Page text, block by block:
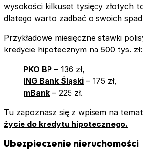
wysokości kilkuset tysięcy złotych
dlatego warto zadbać o swoich
Przykładowe miesięczne stawki
kredycie hipotecznym na 500 tys. zł:
PKO BP – 136 zł,
ING Bank Śląski – 175 zł,
mBank – 225 zł.
Tu zapoznasz się z wpisem na temat
życie do kredytu hipotecznego.
Ubezpieczenie nieruchomości